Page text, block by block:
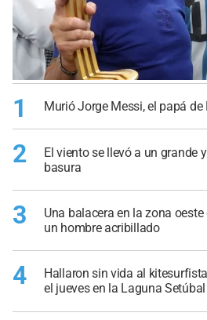
1 Murió Jorge Messi, el papá
2
El viento se llevó a un grande
basura
3
Una balacera en la zona
un hombre acribillado
4
Hallaron sin vida al
el jueves en la Laguna Setúbal